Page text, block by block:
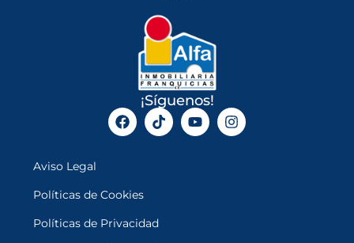
¡Síguenos!
Aviso Legal
Políticas de Cookies
Políticas de Privacidad